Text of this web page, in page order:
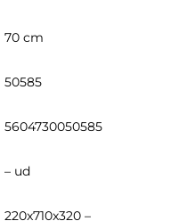
70 cm
50585
5604730050585
– ud
220x710x320 –